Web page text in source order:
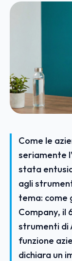
Come le
seriamente
stata
agli
tema: come
Company, il
strumenti di
funzione
dichiara un